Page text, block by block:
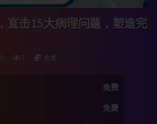
直击15大病理问题，塑造完
0 7 免费
免费
免费